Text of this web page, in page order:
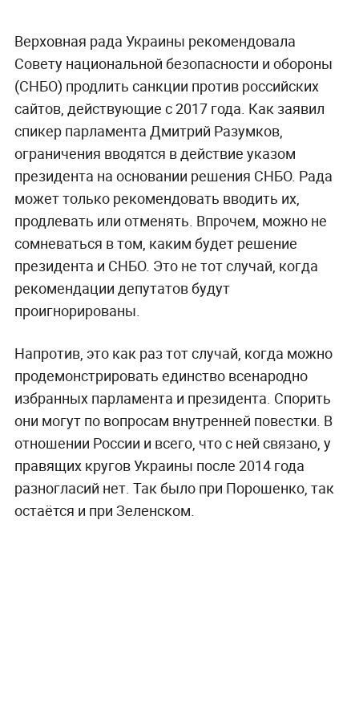
Верховная рада Украины рекомендовала
Совету национальной безопасности и обороны
(СНБО) продлить санкции против российских
сайтов, действующие с 2017 года. Как заявил
спикер парламента Дмитрий Разумков,
ограничения вводятся в действие указом
президента на основании решения СНБО. Рада
может только рекомендовать вводить их,
продлевать или отменять. Впрочем, можно не
сомневаться в том, каким будет решение
президента и СНБО. Это не тот случай, когда
рекомендации депутатов будут
проигнорированы.
Напротив, это как раз тот случай, когда можно
продемонстрировать единство всенародно
избранных парламента и президента. Спорить
они могут по вопросам внутренней повестки. В
отношении России и всего, что с ней связано, у
правящих кругов Украины после 2014 года
разногласий нет. Так было при Порошенко, так
остаётся и при Зеленском.